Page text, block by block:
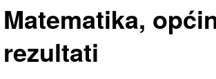
Matematika,
rezultati